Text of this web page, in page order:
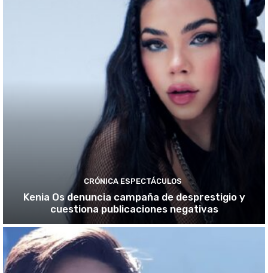
CRÓNICA ESPECTÁCULOS
Kenia Os denuncia campaña de desprestigio y
cuestiona publicaciones negativas